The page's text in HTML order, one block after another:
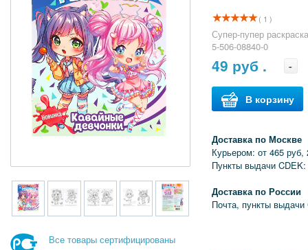
Все товары сертифицированы
( 1 )
Супер-пупер
5-506-08840-0
49 руб . -
В корзину
Доставка по Москве
Курьером: от 465 руб,
Пункты выдачи
Доставка по России
Почта, пункты выдачи